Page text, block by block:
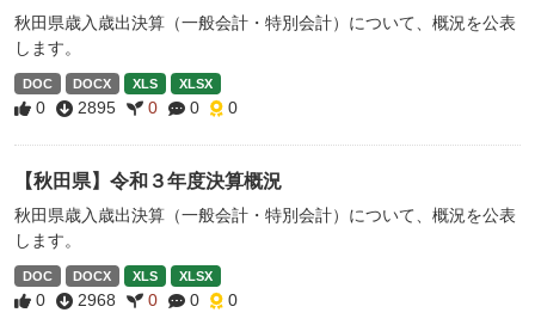
秋田県歳入歳出決算（一般会計・特別会計）について、概況を公表
します。
DOC DOCX XLS XLSX
0 2895 0 0 0
【秋田県】令和３年度決算概況
秋田県歳入歳出決算（一般会計・特別会計）について、概況を公表
します。
DOC DOCX XLS XLSX
0 2968 0 0 0